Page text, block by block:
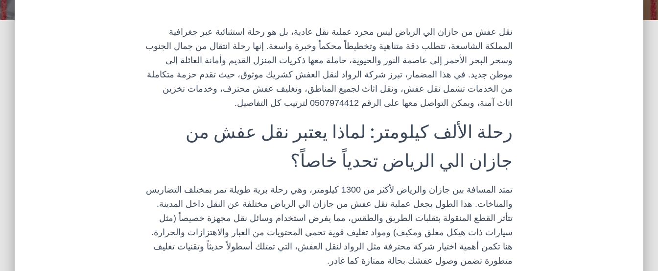
نقل عفش من جازان الي الرياض ليس مجرد عملية نقل عادية، بل هو رحلة استثنائية عبر جغرافية
المملكة الشاسعة، تتطلب دقة متناهية وتخطيطاً محكماً وخبرة واسعة. إنها رحلة انتقال من جمال الجنوب
وسحر البحر الأحمر إلى عاصمة النور والحيوية، حاملة معها ذكريات المنزل القديم وأمانة العائلة إلى
موطن جديد. في هذا المضمار، تبرز شركة الرواد لنقل العفش كشريك موثوق، حيث تقدم حزمة متكاملة
من الخدمات تشمل نقل عفش، ونقل اثاث لجميع المناطق، وتغليف عفش محترف، وخدمات تخزين
اثاث آمنة، ويمكن التواصل معها على الرقم 0507974412 لترتيب كل التفاصيل.
رحلة الألف كيلومتر: لماذا يعتبر نقل عفش من
جازان الي الرياض تحدياً خاصاً؟
تمتد المسافة بين جازان والرياض لأكثر من 1300 كيلومتر، وهي رحلة برية طويلة تمر بمختلف التضاريس
والمناخات. هذا الطول يجعل عملية نقل عفش من جازان الي الرياض مختلفة عن النقل داخل المدينة.
تتأثر القطع المنقولة بتقلبات الطريق والطقس، مما يفرض استخدام وسائل نقل مجهزة خصيصاً (مثل
سيارات ذات هيكل مغلق ومكيف) ومواد تغليف قوية تحمي المحتويات من الغبار والاهتزازات والحرارة.
هنا تكمن أهمية اختيار شركة محترفة مثل الرواد لنقل العفش، التي تمتلك أسطولاً حديثاً وتقنيات تغليف
متطورة تضمن وصول عفشك بحالة ممتازة كما غادر.